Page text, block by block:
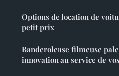
Options de location de
petit prix
Banderoleuse filmeuse
innovation au service de